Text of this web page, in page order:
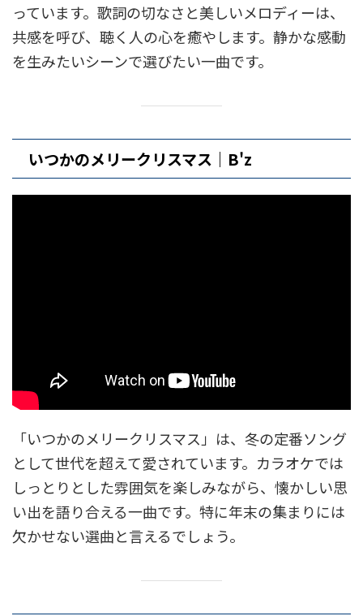
っています。歌詞の切なさと美しいメロディーは、
共感を呼び、聴く人の心を癒やします。静かな感動
を生みたいシーンで選びたい一曲です。
いつかのメリークリスマス｜B'z
「いつかのメリークリスマス」は、冬の定番ソング
として世代を超えて愛されています。カラオケでは
しっとりとした雰囲気を楽しみながら、懐かしい思
い出を語り合える一曲です。特に年末の集まりには
欠かせない選曲と言えるでしょう。